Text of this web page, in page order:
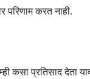
परिणाम करत नाही.
कसा प्रतिसाद देता